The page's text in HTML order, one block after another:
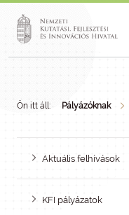
Ön itt áll: Pályázóknak
Aktuális felhívások
KFI pályázatok